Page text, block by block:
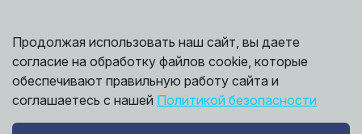
©
Информация представленная на сайте
носит исключительно ознакомительный
характер и ни при каких условиях не может
считаться публичной офертой. Точные
сведения о ценах, условиях продажи и
Продолжая использовать наш сайт, вы даете
согласие на обработку файлов cookie, которые
обеспечивают правильную работу сайта и
соглашаетесь с нашей Политикой безопасности
обработки